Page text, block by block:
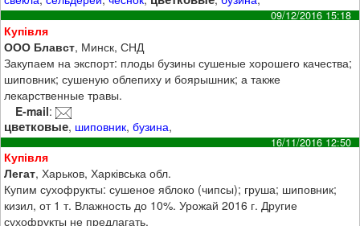
09/12/2016 15:18
Купівля
ООО Блавст, Минск, СНД
Закупаем на экспорт: плоды бузины сушеные хорошего качества;
шиповник; сушеную облепиху и боярышник; а также
лекарственные травы.
E-mail:
цветковые, шиповник,бузина,
16/11/2016 12:50
Купівля
Легат, Харьков, Харківська обл.
Купим сухофрукты: сушеное яблоко (чипсы); груша; шиповник;
кизил, от 1 т. Влажность до 10%. Урожай 2016 г. Другие
сухофрукты не предлагать.